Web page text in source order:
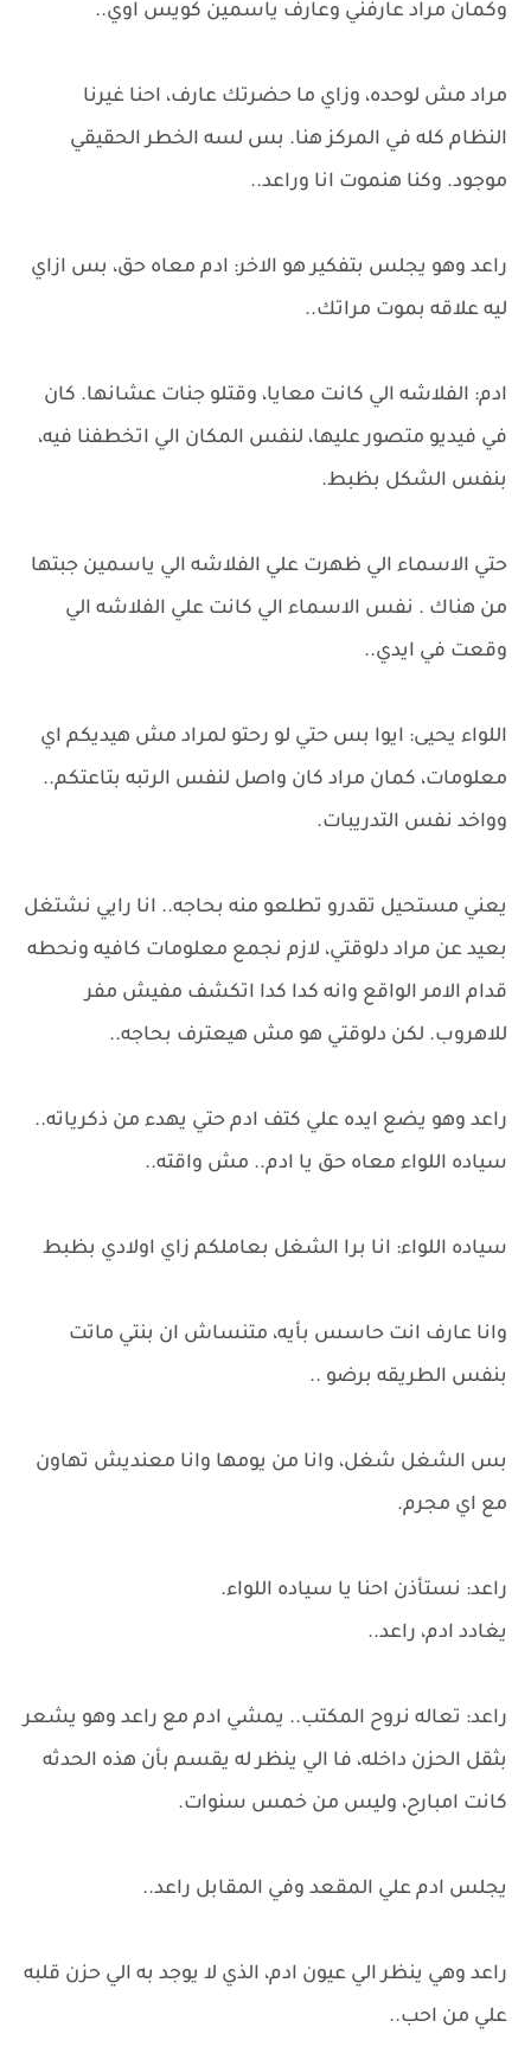
وكمان مراد عارفني وعارف ياسمين كويس اوي..
مراد مش لوحده، وزاي ما حضرتك عارف، احنا غيرنا
النظام كله في المركز هنا. بس لسه الخطر الحقيقي
موجود. وكنا هنموت انا وراعد..
راعد وهو يجلس بتفكير هو الاخر: ادم معاه حق، بس ازاي
ليه علاقه بموت مراتك..
ادم: الفلاشه الي كانت معايا، وقتلو جنات عشانها. كان
في فيديو متصور عليها، لنفس المكان الي اتخطفنا فيه،
بنفس الشكل بظبط.
حتي الاسماء الي ظهرت علي الفلاشه الي ياسمين جبتها
من هناك . نفس الاسماء الي كانت علي الفلاشه الي
وقعت في ايدي..
اللواء يحيى: ايوا بس حتي لو رحتو لمراد مش هيديكم اي
معلومات، كمان مراد كان واصل لنفس الرتبه بتاعتكم..
وواخد نفس التدريبات.
يعني مستحيل تقدرو تطلعو منه بحاجه.. انا رايي نشتغل
بعيد عن مراد دلوقتي، لازم نجمع معلومات كافيه ونحطه
قدام الامر الواقع وانه كدا كدا اتكشف مفيش مفر
للاهروب. لكن دلوقتي هو مش هيعترف بحاجه..
راعد وهو يضع ايده علي كتف ادم حتي يهدء من ذكرياته..
سياده اللواء معاه حق يا ادم.. مش واقته..
سياده اللواء: انا برا الشغل بعاملكم زاي اولادي بظبط
وانا عارف انت حاسس بأيه، متنساش ان بنتي ماتت
بنفس الطريقه برضو ..
بس الشغل شغل، وانا من يومها وانا معنديش تهاون
مع اي مجرم.
راعد: نستأذن احنا يا سياده اللواء.
يغادد ادم، راعد..
راعد: تعاله نروح المكتب.. يمشي ادم مع راعد وهو يشعر
بثقل الحزن داخله، فا الي ينظر له يقسم بأن هذه الحدثه
كانت امبارح، وليس من خمس سنوات.
يجلس ادم علي المقعد وفي المقابل راعد..
راعد وهي ينظر الي عيون ادم، الذي لا يوجد به الي حزن قلبه
علي من احب..